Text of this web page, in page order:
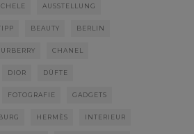
AUSSTELLUNG
BEAUTY BERLIN
CHANEL
DIOR DÜFTE
FOTOGRAFIE GADGETS
HERMÈS INTERIEUR